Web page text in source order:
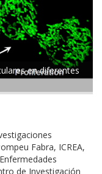
en diferentes
Fabra, ICREA,
de Investigación